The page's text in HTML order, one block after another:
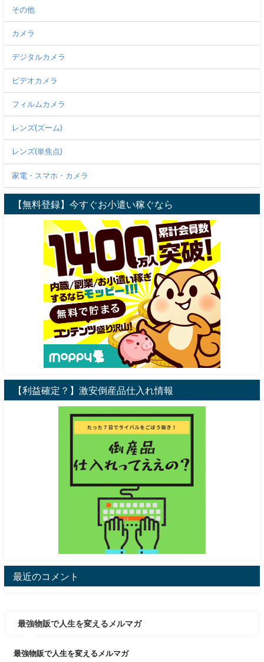
その他
カメラ
デジタルカメラ
ビデオカメラ
フィルムカメラ
レンズ(ズーム)
レンズ(単焦点)
家電・スマホ・カメラ
【無料登録】今すぐお小遣い稼ぐなら
【利益確定？】激安倒産品仕入れ情報
最近のコメント
最強物販で人生を変えるメルマガ
最強物販で人生を変えるメルマガ